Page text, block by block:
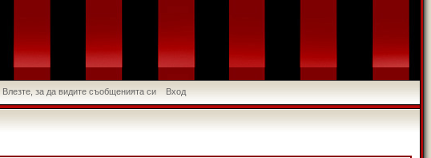
Влезте, за да видите съобщенията си Вход